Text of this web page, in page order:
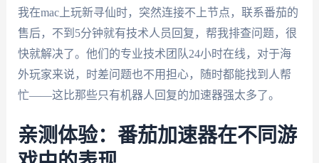
我在mac上玩新寻仙时，突然连接不上节点，联系番茄的
售后，不到5分钟就有技术人员回复，帮我排查问题，很
快就解决了。他们的专业技术团队24小时在线，对于海
外玩家来说，时差问题也不用担心，随时都能找到人帮
忙——这比那些只有机器人回复的加速器强太多了。
亲测体验：番茄加速器在不同游